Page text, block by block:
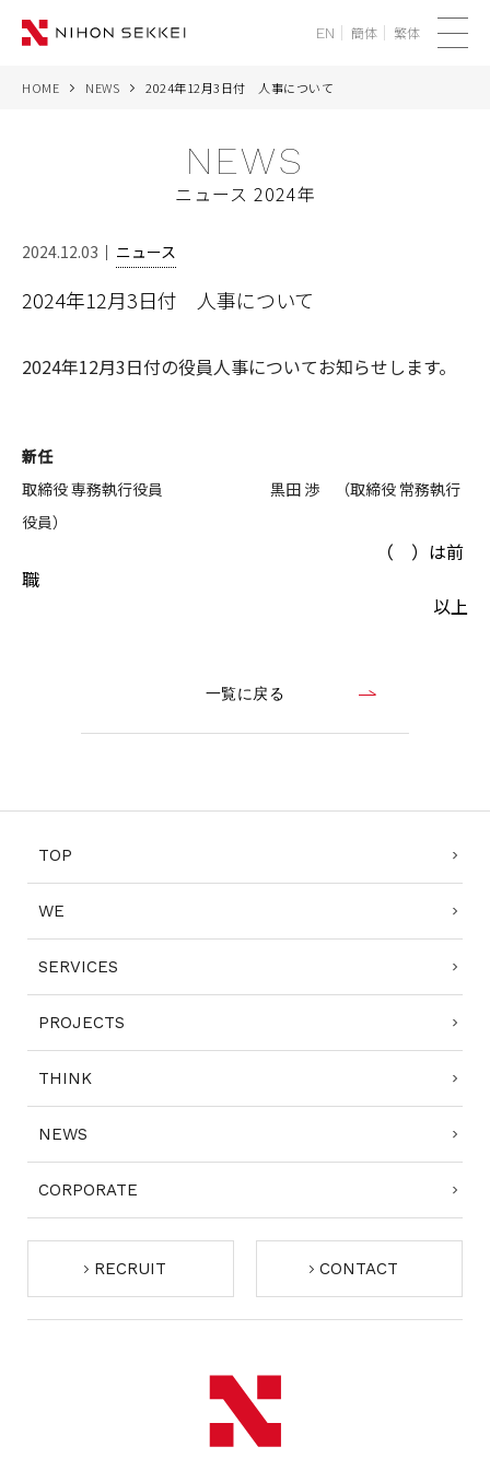
RECRUIT
プライバシーポリシー ご利用規約
EN 簡体 繁体
HOME NEWS 2024年12月3日付 人事について
NEWS
ニュース 2024年
2024.12.03 ニュース
2024年12月3日付 人事について
2024年12月3日付の役員人事についてお知らせします。
新任
取締役 専務執行役員 黒田 渉 （取締役 常務執行
役員）
（ ）は前
職
以上
一覧に戻る
TOP
WE
SERVICES
PROJECTS
THINK
NEWS
CORPORATE
RECRUIT CONTACT